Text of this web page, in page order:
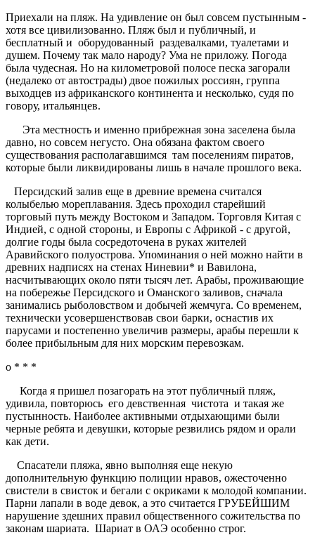
Приехали на пляж. На удивление он был совсем пустынным -
хотя все цивилизованно. Пляж был и публичный, и
бесплатный и оборудованный раздевалками, туалетами и
душем. Почему так мало народу? Ума не приложу. Погода
была чудесная. Но на километровой полосе песка загорали
(недалеко от автострады) двое пожилых россиян, группа
выходцев из африканского континента и несколько, судя по
говору, итальянцев.
Эта местность и именно прибрежная зона заселена была
давно, но совсем негусто. Она обязана фактом своего
существования располагавшимся там поселениям пиратов,
которые были ликвидированы лишь в начале прошлого века.
Персидский залив еще в древние времена считался
колыбелью мореплавания. Здесь проходил старейший
торговый путь между Востоком и Западом. Торговля Китая с
Индией, с одной стороны, и Европы с Африкой - с другой,
долгие годы была сосредоточена в руках жителей
Аравийского полуострова. Упоминания о ней можно найти в
древних надписях на стенах Ниневии* и Вавилона,
насчитывающих около пяти тысяч лет. Арабы, проживающие
на побережье Персидского и Оманского заливов, сначала
занимались рыболовством и добычей жемчуга. Со временем,
технически усовершенствовав свои барки, оснастив их
парусами и постепенно увеличив размеры, арабы перешли к
более прибыльным для них морским перевозкам.
o * * *
Когда я пришел позагорать на этот публичный пляж,
удивила, повторюсь его девственная чистота и такая же
пустынность. Наиболее активными отдыхающими были
черные ребята и девушки, которые резвились рядом и орали
как дети.
Спасатели пляжа, явно выполняя еще некую
дополнительную функцию полиции нравов, ожесточенно
свистели в свисток и бегали с окриками к молодой компании.
Парни лапали в воде девок, а это считается ГРУБЕЙШИМ
нарушение здешних правил общественного сожительства по
законам шариата. Шариат в ОАЭ особенно строг.